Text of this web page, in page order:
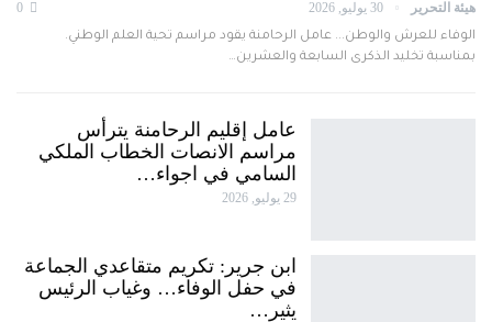
هيئة التحرير 30 يوليو, 2026
الوفاء للعرش والوطن... عامل الرحامنة يقود مراسم تحية العلم الوطني.
بمناسبة تخليد الذكرى السابعة والعشرين…
عامل إقليم الرحامنة يترأس
مراسم الانصات الخطاب الملكي
السامي في اجواء…
29 يوليو, 2026
ابن جرير: تكريم متقاعدي الجماعة
في حفل الوفاء… وغياب الرئيس
يثير…